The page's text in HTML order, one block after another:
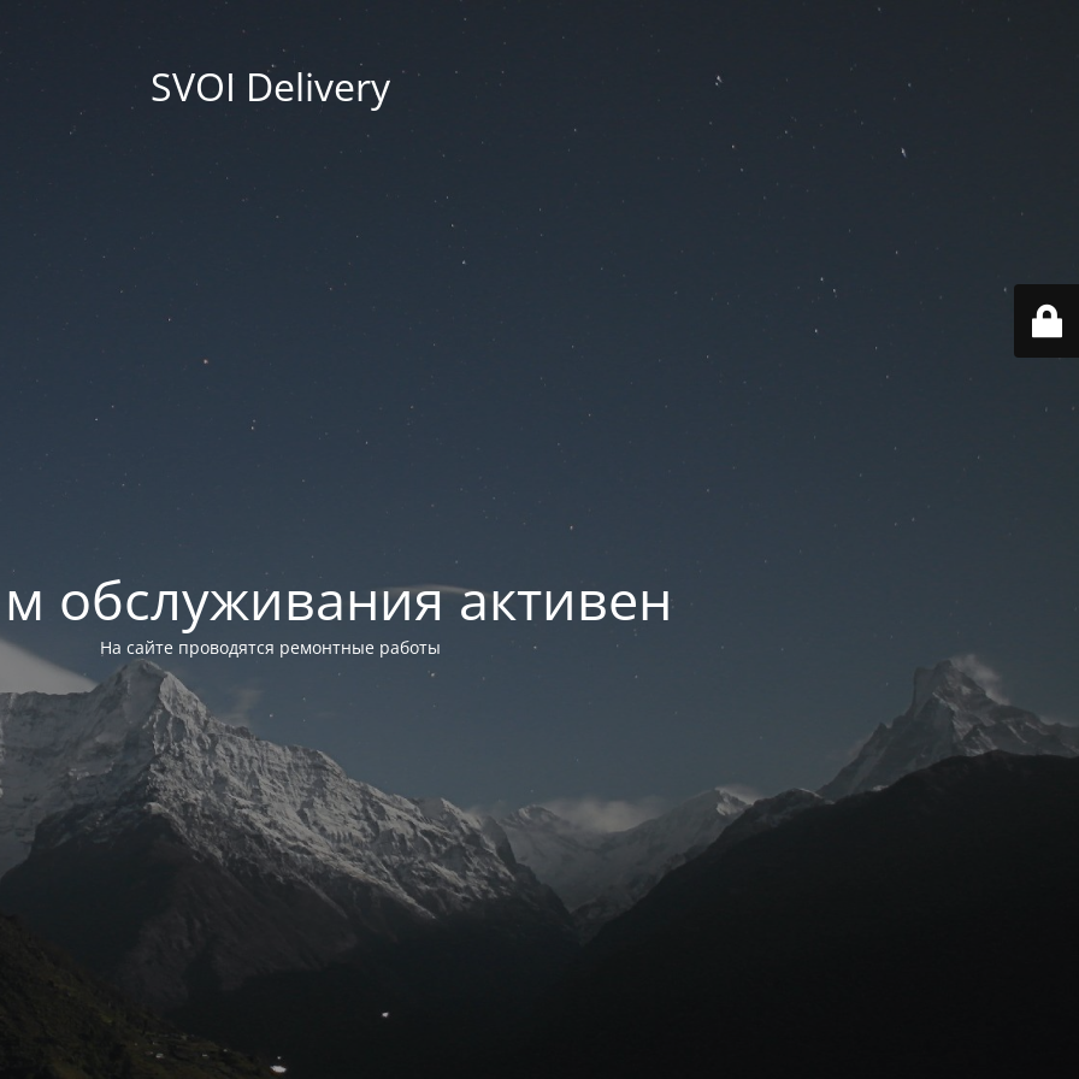
SVOI Delivery
обслуживания активен
На сайте проводятся ремонтные работы